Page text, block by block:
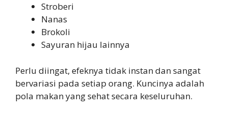
Stroberi
Nanas
Brokoli
Sayuran hijau lainnya
Perlu diingat, efeknya tidak instan dan sangat
bervariasi pada setiap orang. Kuncinya adalah
pola makan yang sehat secara keseluruhan.